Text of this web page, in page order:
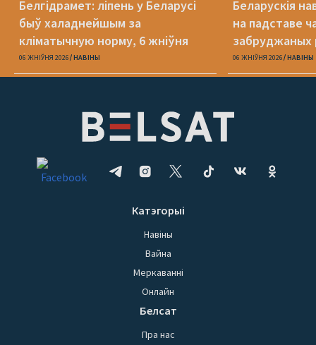
Белгідрамет: ліпень у Беларусі
быў халаднейшым за
кліматычную норму, 6 жніўня
будзе +40°С
06 ЖНІЎНЯ 2026 НАВІНЫ
Беларускія
на падставе
забруджаных
06 ЖНІЎНЯ 2026 НАВІНЫ
Катэгорыі
Навіны
Вайна
Меркаванні
Онлайн
Белсат
Пра нас